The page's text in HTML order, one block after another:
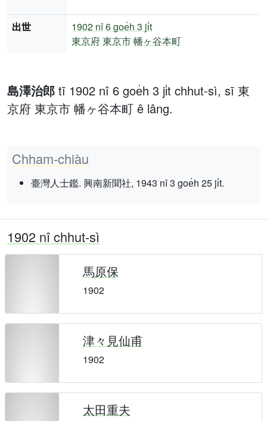
島澤治郎 tī 1902 nî 6 goe̍h 3 ji̍t chhut-sì, sī 東
京府 東京市 幡ヶ谷本町 ê lâng.
Chham-chiàu
臺灣人士鑑. 興南新聞社, 1943 nî 3 goe̍h 25 ji̍t.
出世 1902 nî6 goe̍h 3 ji̍t
東京府東京市幡ヶ谷本町
1902 nî chhut-sì
馬原保
1902
津々見仙甫
1902
太田重夫